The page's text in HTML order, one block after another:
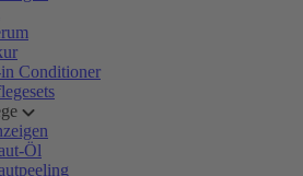
Conditioner
Öl